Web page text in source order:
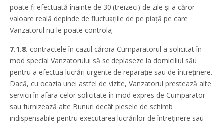
poate fi efectuată înainte de 30 (treizeci) de zile şi a căror
valoare reală depinde de fluctuaţiile de pe piaţă pe care
Vanzatorul nu le poate controla;
7.1.8. contractele în cazul cărora Cumparatorul a solicitat în
mod special Vanzatorului să se deplaseze la domiciliul său
pentru a efectua lucrări urgente de reparaţie sau de întreţinere.
Dacă, cu ocazia unei astfel de vizite, Vanzatorul prestează alte
servicii în afara celor solicitate în mod expres de Cumparator
sau furnizează alte Bunuri decât piesele de schimb
indispensabile pentru executarea lucrărilor de întreţinere sau